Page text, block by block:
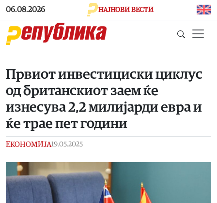
Skip to main content
06.08.2026 НАЈНОВИ ВЕСТИ
Првиот инвестициски циклус
од британскиот заем ќе
изнесува 2,2 милијарди евра и
ќе трае пет години
ЕКОНОМИЈА19.05.2025